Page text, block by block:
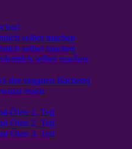
selber machen
selber machen
selber machen
der veganen Bäckerei
essen
Ölen 1. Teil
Ölen 2. Teil
Ölen 3. Teil